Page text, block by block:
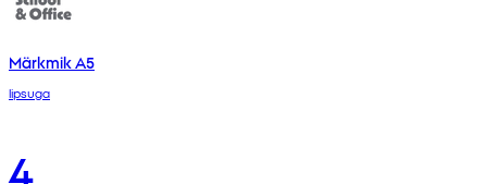
Märkmik A5
lipsuga
4